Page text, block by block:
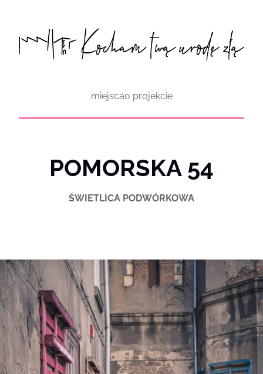
Przejdź
miejscao projekcie
POMORSKA 54
ŚWIETLICA PODWÓRKOWA